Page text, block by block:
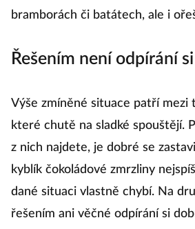
bramborách či batátech, ale i
Řešením není odpírání
Výše zmíněné situace patří mezi
které chutě na sladké spouštějí.
z nich najdete, je dobré se
kyblík čokoládové zmrzliny
dané situaci vlastně chybí. Na
řešením ani věčné odpírání si